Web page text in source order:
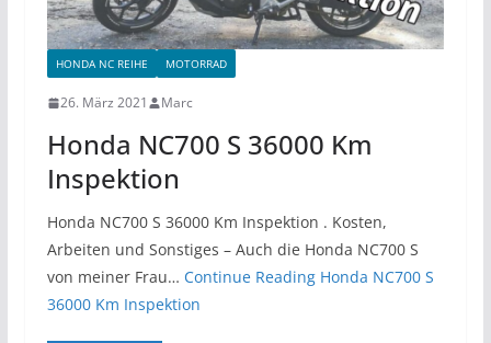
HONDA NC REIHE MOTORRAD
26. März 2021 Marc
Honda NC700 S 36000 Km
Inspektion
Honda NC700 S 36000 Km Inspektion . Kosten,
Arbeiten und Sonstiges – Auch die Honda NC700 S
von meiner Frau… Continue ReadingHonda NC700 S
36000 Km Inspektion